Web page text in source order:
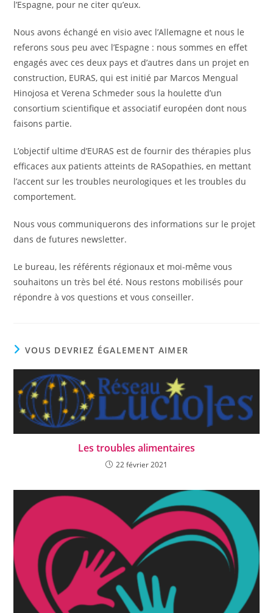
l’Espagne, pour ne citer qu’eux.
Nous avons échangé en visio avec l’Allemagne et nous le
referons sous peu avec l’Espagne : nous sommes en effet
engagés avec ces deux pays et d’autres dans un projet en
construction, EURAS, qui est initié par Marcos Mengual
Hinojosa et Verena Schmeder sous la houlette d’un
consortium scientifique et associatif européen dont nous
faisons partie.
L’objectif ultime d’EURAS est de fournir des thérapies plus
efficaces aux patients atteints de RASopathies, en mettant
l’accent sur les troubles neurologiques et les troubles du
comportement.
Nous vous communiquerons des informations sur le projet
dans de futures newsletter.
Le bureau, les référents régionaux et moi-même vous
souhaitons un très bel été. Nous restons mobilisés pour
répondre à vos questions et vous conseiller.
VOUS DEVRIEZ ÉGALEMENT AIMER
Les troubles alimentaires
22 février 2021